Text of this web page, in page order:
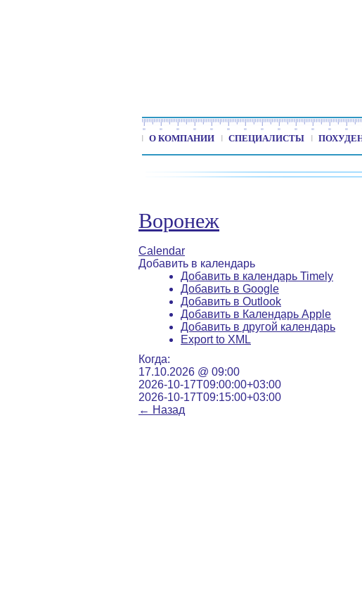
О КОМПАНИИ СПЕЦИАЛИСТЫ
Воронеж
Calendar
Добавить в календарь
Добавить в календарь Timely
Добавить в Google
Добавить в Outlook
Добавить в Календарь Apple
Добавить в другой календарь
Export to XML
Когда:
17.10.2026 @ 09:00
2026-10-17T09:00:00+03:00
2026-10-17T09:15:00+03:00
← Назад